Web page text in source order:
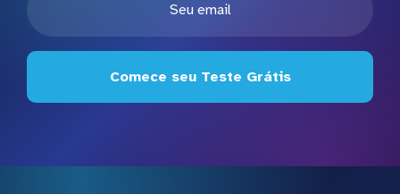
Comece seu Teste Grátis